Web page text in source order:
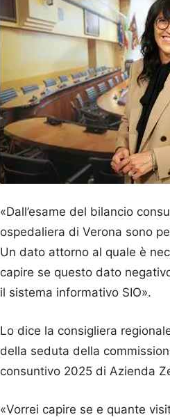
«Dall’esame del bilancio
ospedaliera di Verona sono
Un dato attorno al quale è
capire se questo dato
il sistema informativo SIO».
Lo dice la consigliera
della seduta della
consuntivo 2025 di Azienda
«Vorrei capire se e quante